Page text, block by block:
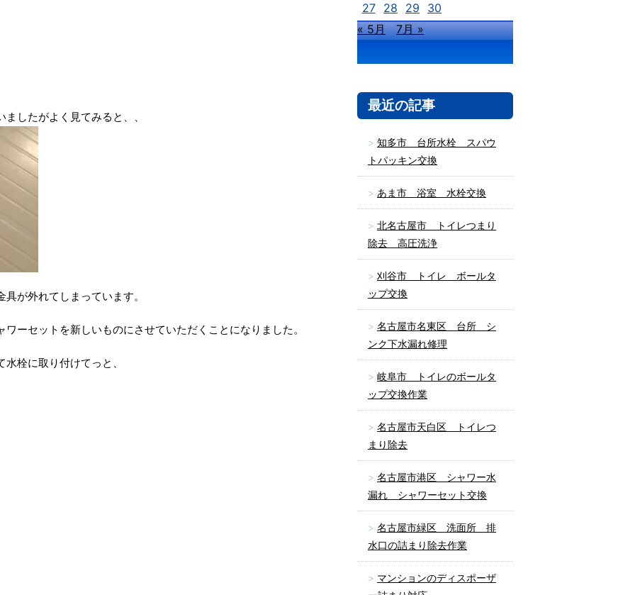
したがよく見てみると、、
が外れてしまっています。
ーセットを新しいものにさせていただくことになりました。
栓に取り付けてっと、
27
28 29
30
« 5月
7月 »
最近の記事
知多市 台所水栓 スパウ
トパッキン交換
あま市 浴室 水栓交換
北名古屋市 トイレつまり
除去 高圧洗浄
刈谷市 トイレ ボールタ
ップ交換
名古屋市名東区 台所 シ
ンク下水漏れ修理
岐阜市 トイレのボールタ
ップ交換作業
名古屋市天白区 トイレつ
まり除去
名古屋市港区 シャワー水
漏れ シャワーセット交換
名古屋市緑区 洗面所 排
水口の詰まり除去作業
マンションのディスポーザ